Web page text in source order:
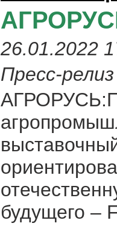
26.01.2022
Пресс-релиз
будущего –